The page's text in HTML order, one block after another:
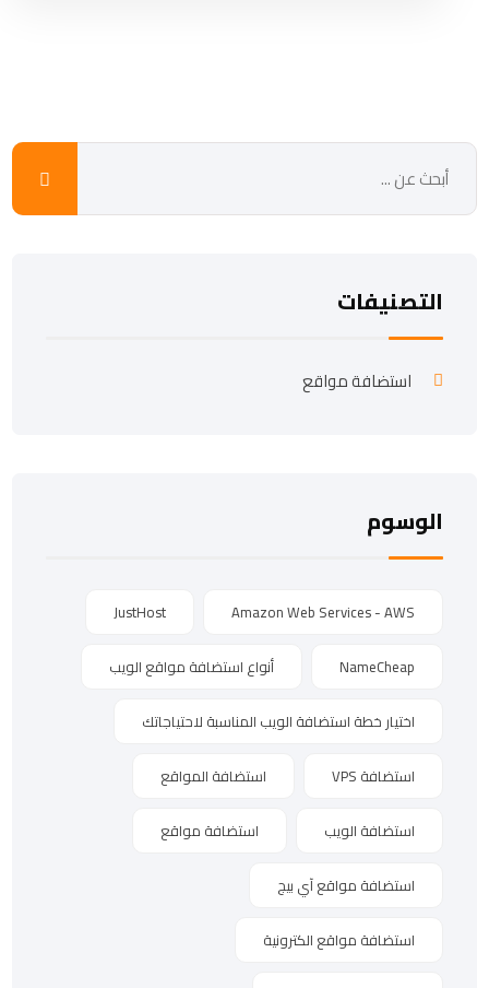
التصنيفات
استضافة مواقع
الوسوم
Amazon Web Services - AWS
JustHost
NameCheap أنواع استضافة مواقع الويب
اختيار خطة استضافة الويب المناسبة لاحتياجاتك
استضافة VPS استضافة المواقع
استضافة الويب استضافة مواقع
استضافة مواقع آي بيج
استضافة مواقع الكترونية